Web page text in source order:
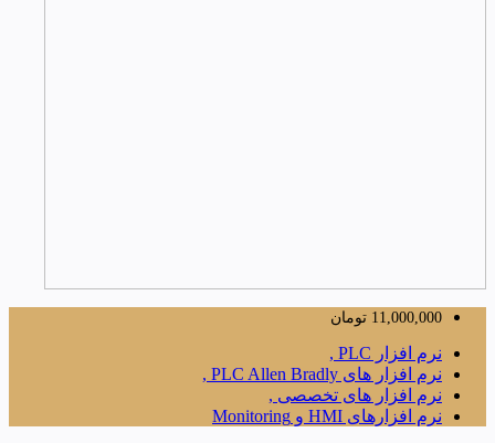
11,000,000 تومان
نرم افزار PLC ,
نرم افزار های PLC Allen Bradly ,
نرم افزار های تخصصی ,
نرم افزارهای HMI و Monitoring